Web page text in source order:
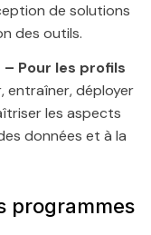
de solutions
des outils.
Pour les profils
entraîner, déployer
les aspects
données et à la
programmes